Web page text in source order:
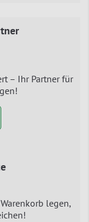
– Ihr Partner für
legen,